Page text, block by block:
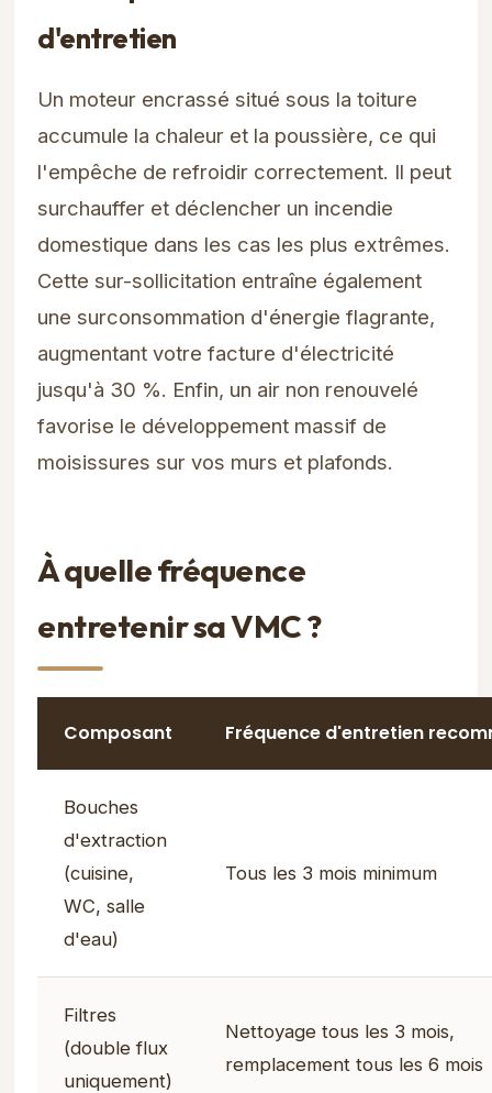
d'entretien
Un moteur encrassé situé sous la toiture
accumule la chaleur et la poussière, ce qui
l'empêche de refroidir correctement. Il peut
surchauffer et déclencher un incendie
domestique dans les cas les plus extrêmes.
Cette sur-sollicitation entraîne également
une surconsommation d'énergie flagrante,
augmentant votre facture d'électricité
jusqu'à 30 %. Enfin, un air non renouvelé
favorise le développement massif de
moisissures sur vos murs et plafonds.
À quelle fréquence
entretenir sa VMC ?
Composant Fréquence d'entretien
Bouches
d'extraction
(cuisine,
WC, salle
d'eau)
Tous les 3 mois minimum
Filtres
(double flux
uniquement)
Nettoyage tous les 3 mois,
remplacement tous les 6 mois